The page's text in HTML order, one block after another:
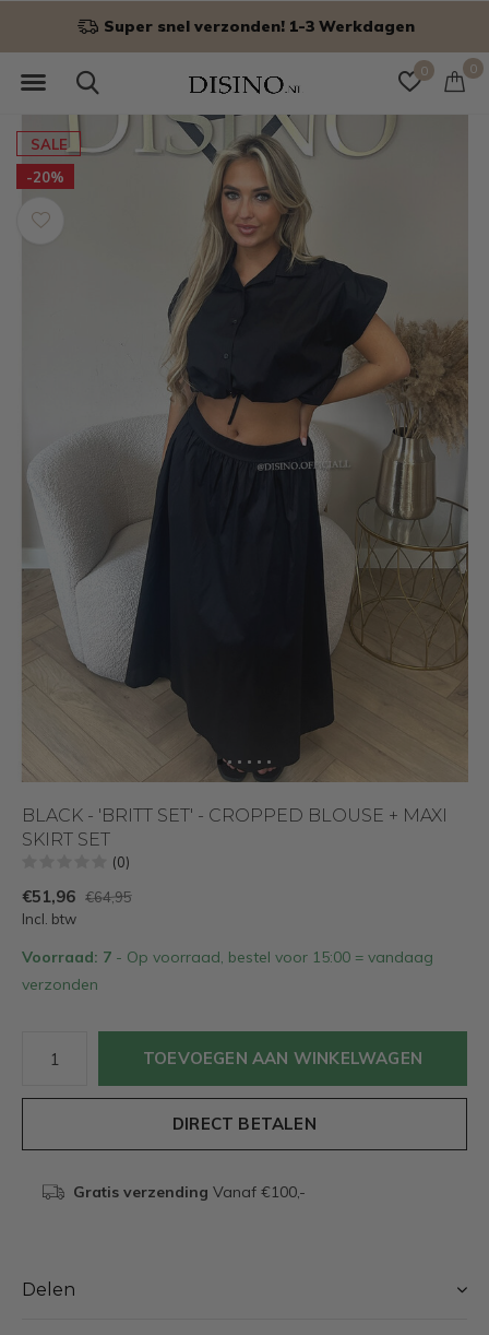
0 0
Super snel verzonden! 1-3 Werkdagen
SALE
-20%
BLACK - 'BRITT SET' - CROPPED BLOUSE + MAXI
SKIRT SET
(0)
€51,96 €64,95
Incl. btw
Voorraad: 7 - Op voorraad, bestel voor 15:00 = vandaag
verzonden
TOEVOEGEN AAN WINKELWAGEN
DIRECT BETALEN
Gratis verzending Vanaf €100,-
Delen